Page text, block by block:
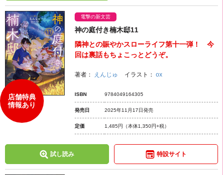
店舗特典
情報あり
電撃の新文芸
神の庭付き楠木邸11
隣神との賑やかスローライフ第十一弾！ 今
回は裏話もちょこっとどうぞ。
著者： えんじゅ イラスト： ox
ISBN 9784049164305
発売日 2025年11月17日発売
定価 1,485円 （本体1,350円+税）
試し読み 特設サイト